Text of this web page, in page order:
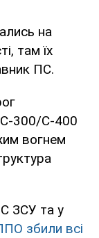
на
там їх
ПС.
С-300/С-400
вогнем
ЗСУ та у
збили всі